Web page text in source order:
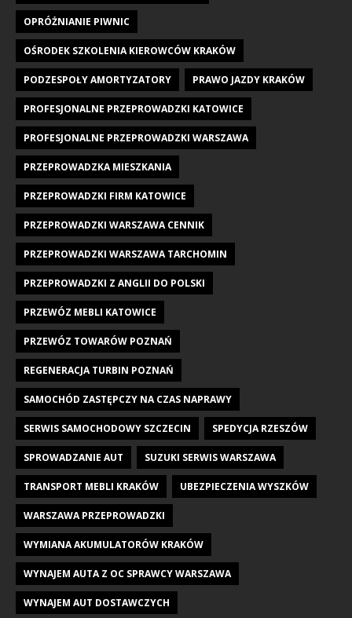
OPRÓŻNIANIE PIWNIC
OŚRODEK SZKOLENIA KIEROWCÓW KRAKÓW
PODZESPOŁY AMORTYZATORY PRAWO JAZDY KRAKÓW
PROFESJONALNE PRZEPROWADZKI KATOWICE
PROFESJONALNE PRZEPROWADZKI WARSZAWA
PRZEPROWADZKA MIESZKANIA
PRZEPROWADZKI FIRM KATOWICE
PRZEPROWADZKI WARSZAWA CENNIK
PRZEPROWADZKI WARSZAWA TARCHOMIN
PRZEPROWADZKI Z ANGLII DO POLSKI
PRZEWÓZ MEBLI KATOWICE
PRZEWÓZ TOWARÓW POZNAŃ
REGENERACJA TURBIN POZNAŃ
SAMOCHÓD ZASTĘPCZY NA CZAS NAPRAWY
SERWIS SAMOCHODOWY SZCZECIN SPEDYCJA RZESZÓW
SPROWADZANIE AUT SUZUKI SERWIS WARSZAWA
TRANSPORT MEBLI KRAKÓW UBEZPIECZENIA WYSZKÓW
WARSZAWA PRZEPROWADZKI
WYMIANA AKUMULATORÓW KRAKÓW
WYNAJEM AUTA Z OC SPRAWCY WARSZAWA
WYNAJEM AUT DOSTAWCZYCH